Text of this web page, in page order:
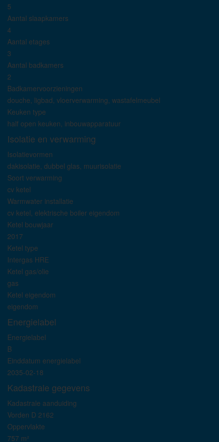
5
Aantal slaapkamers
4
Aantal etages
3
Aantal badkamers
2
Badkamervoorzieningen
douche, ligbad, vloerverwarming, wastafelmeubel
Keuken type
half open keuken, inbouwapparatuur
Isolatie en verwarming
Isolatievormen
dakisolatie, dubbel glas, muurisolatie
Soort verwarming
cv ketel
Warmwater installatie
cv ketel, elektrische boiler eigendom
Ketel bouwjaar
2017
Ketel type
Intergas HRE
Ketel gas/olie
gas
Ketel eigendom
eigendom
Energielabel
Energielabel
B
Einddatum energielabel
2035-02-18
Kadastrale gegevens
Kadastrale aanduiding
Vorden D 2162
Oppervlakte
757 m²